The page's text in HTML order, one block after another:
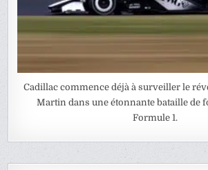
Cadillac commence déjà à surveiller le
Martin dans une étonnante bataille de
Formule 1.